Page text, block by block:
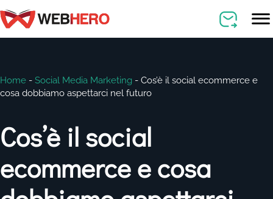
Home - Social Media Marketing - Cos’è il social ecommerce e
cosa dobbiamo aspettarci nel futuro
Cos’è il social
ecommerce e cosa